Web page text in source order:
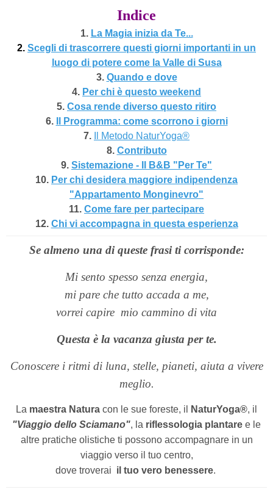
Indice
1. La Magia inizia da Te...
2. Scegli di trascorrere questi giorni importanti in un
luogo di potere come la Valle di Susa
3. Quando e dove
4. Per chi è questo weekend
5. Cosa rende diverso questo ritiro
6.
Il Programma: come scorrono i giorni
7.
Il Metodo NaturYoga®
8. Contributo
9. Sistemazione - Il B&B "Per Te"
10. Per chi desidera maggiore indipendenza
"Appartamento Monginevro"
11. Come fare per partecipare
12. Chi vi accompagna in questa esperienza
Se almeno una di queste frasi ti corrisponde:
Mi sento spesso senza energia,
mi pare che tutto accada a me,
vorrei capire mio cammino di vita
Questa è la vacanza giusta per te.
Conoscere i ritmi di luna, stelle, pianeti, aiuta a vivere
meglio.
La maestra Natura con le sue foreste, il NaturYoga®, il
"Viaggio dello Sciamano", la riflessologia plantare e le
altre pratiche olistiche ti possono accompagnare in un
viaggio verso il tuo centro,
dove troverai il tuo vero benessere.